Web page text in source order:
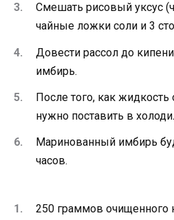
Смешать рисовый уксус
чайные ложки соли и 3
Довести рассол до
имбирь.
После того, как жидкость
нужно поставить в
Маринованный имбирь
часов.
250 граммов очищенного